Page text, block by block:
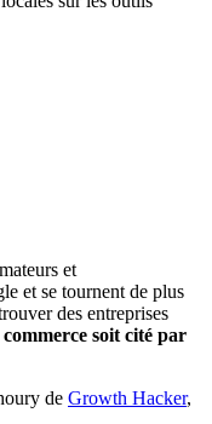
et
et se tournent de plus
des entreprises
soit cité par
de Growth Hacker,